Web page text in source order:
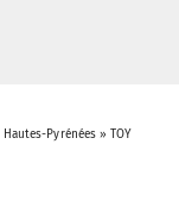
Hautes-Pyrénées »TOY